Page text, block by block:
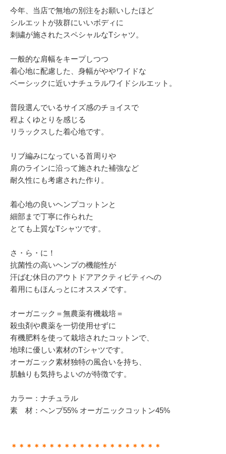
今年、当店で無地の別注をお願いしたほど
シルエットが抜群にいいボディに
刺繍が施されたスペシャルなTシャツ。
一般的な肩幅をキープしつつ
着心地に配慮した、身幅がややワイドな
ベーシックに近いナチュラルワイドシルエット。
普段選んでいるサイズ感のチョイスで
程よくゆとりを感じる
リラックスした着心地です。
リブ編みになっている首周りや
肩のラインに沿って施された補強など
耐久性にも考慮された作り。
着心地の良いヘンプコットンと
細部まで丁寧に作られた
とても上質なTシャツです。
さ・ら・に！
抗菌性の高いヘンプの機能性が
汗ばむ休日のアウトドアアクティビティへの
着用にもほんっとにオススメです。
オーガニック＝無農薬有機栽培＝
殺虫剤や農薬を一切使用せずに
有機肥料を使って栽培されたコットンで、
地球に優しい素材のTシャツです。
オーガニック素材独特の風合いを持ち、
肌触りも気持ちよいのが特徴です。
カラー：ナチュラル
素 材：ヘンプ55% オーガニックコットン45%
＊＊＊＊＊＊＊＊＊＊＊＊＊＊＊＊＊＊＊＊